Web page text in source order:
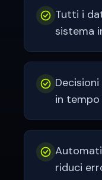
Tutti i
sistema
in tempo
riduci